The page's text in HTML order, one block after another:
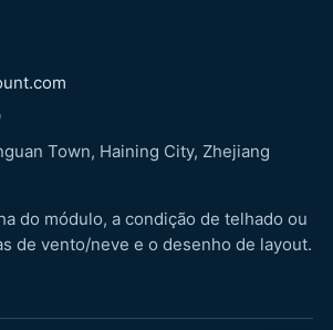
Town, Haining City, Zhejiang
do módulo, a condição de telhado ou
de vento/neve e o desenho de layout.